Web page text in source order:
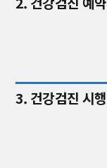
3. 건강검진 시행